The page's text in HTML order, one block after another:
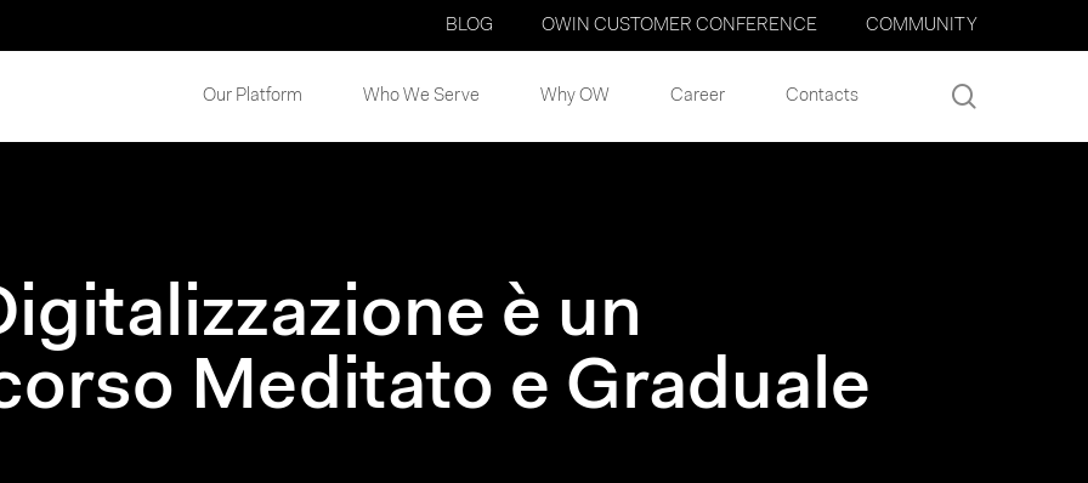
BLOG OWIN CUSTOMER CONFERENCE COMMUNITY
Our Platform Who We Serve Why OW Career Contacts
è un
Meditato e Graduale